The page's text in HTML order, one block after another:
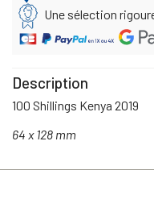
Une sélection
Description
100 Shillings Kenya 2019
64 x 128 mm